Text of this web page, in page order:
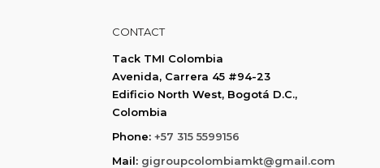
CONTACT
Tack TMI Colombia
Avenida, Carrera 45 #94-23
Edificio North West, Bogotá D.C.,
Colombia
Phone: +57 315 5599156
Mail: gigroupcolombiamkt@gmail.com